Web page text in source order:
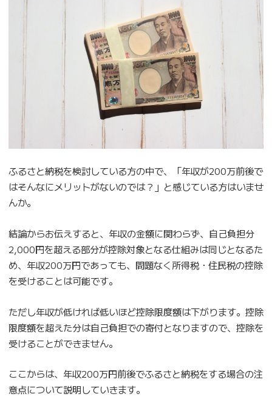
ふるさと納税を検討している方の中で、「年収が200万前後で
はそんなにメリットがないのでは？」と感じている方はいませ
んか。
結論からお伝えすると、年収の金額に関わらず、自己負担分
2,000円を超える部分が控除対象となる仕組みは同じとなるた
め、年収200万円であっても、問題なく所得税・住民税の控除
を受けることは可能です。
ただし年収が低ければ低いほど控除限度額は下がります。控除
限度額を超えた分は自己負担での寄付となりますので、控除を
受けることができません。
ここからは、年収200万円前後でふるさと納税をする場合の注
意点について説明していきます。